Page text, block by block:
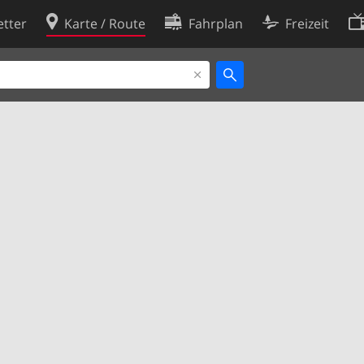
Karte / Route Fahrplan Freizeit
Cookie-Richtlinie
Cookie-Einstellungen